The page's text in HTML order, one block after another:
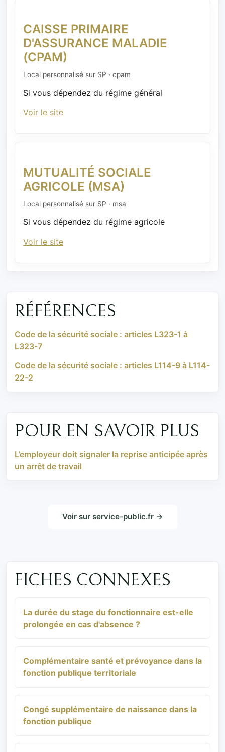
CAISSE PRIMAIRE
D'ASSURANCE MALADIE
(CPAM)
Local personnalisé sur SP · cpam
Si vous dépendez du régime général
Voir le site
MUTUALITÉ SOCIALE
AGRICOLE (MSA)
Local personnalisé sur SP · msa
Si vous dépendez du régime agricole
Voir le site
RÉFÉRENCES
Code de la sécurité sociale : articles L323-1 à
L323-7
Code de la sécurité sociale : articles L114-9 à L114-
22-2
POUR EN SAVOIR PLUS
L’employeur doit signaler la reprise anticipée après
un arrêt de travail
Voir sur service-public.fr →
FICHES CONNEXES
La durée du stage du fonctionnaire est-elle
prolongée en cas d'absence ?
Complémentaire santé et prévoyance dans la
fonction publique territoriale
Congé supplémentaire de naissance dans la
fonction publique